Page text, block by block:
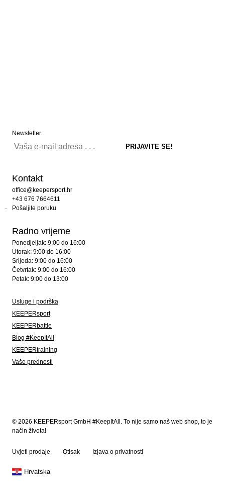
Newsletter
Kontakt
office@keepersport.hr
+43 676 7664611
Pošaljite poruku
Radno vrijeme
Ponedjeljak: 9:00 do 16:00
Utorak: 9:00 do 16:00
Srijeda: 9:00 do 16:00
Četvrtak: 9:00 do 16:00
Petak: 9:00 do 13:00
Usluge i podrška
KEEPERsport
KEEPERbattle
Blog #KeepItAll
KEEPERtraining
Vaše prednosti
© 2026 KEEPERsport GmbH #KeepItAll. To nije samo naš web shop, to je
način života!
Uvjeti prodaje Otisak Izjava o privatnosti
Hrvatska